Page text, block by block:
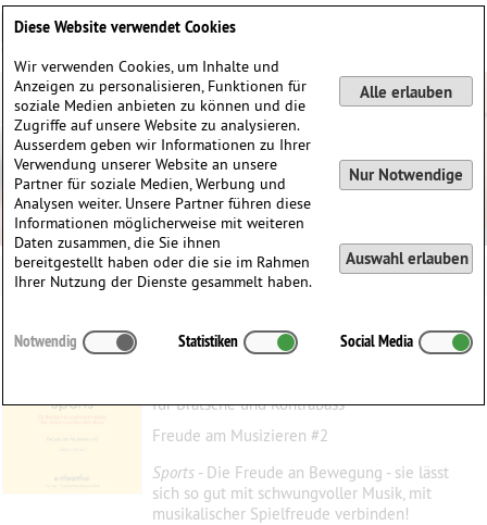
Sports
für Bratsche und Kontrabass
Freude am Musizieren #2
Sports- Die Freude an Bewegung - sie lässt
sich so gut mit schwungvoller Musik, mit
musikalischer Spielfreude verbinden!
Diese Website verwendet Cookies
Wir verwenden Cookies, um Inhalte und
Anzeigen zu personalisieren, Funktionen für
soziale Medien anbieten zu können und die
Zugriffe auf unsere Website zu analysieren.
Ausserdem geben wir Informationen zu Ihrer
Verwendung unserer Website an unsere
Partner für soziale Medien, Werbung und
Analysen weiter. Unsere Partner führen diese
Informationen möglicherweise mit weiteren
Daten zusammen, die Sie ihnen
bereitgestellt haben oder die sie im Rahmen
Ihrer Nutzung der Dienste gesammelt haben.
Alle erlauben
Nur Notwendige
Auswahl erlauben
Notwendig Statistiken Social Media